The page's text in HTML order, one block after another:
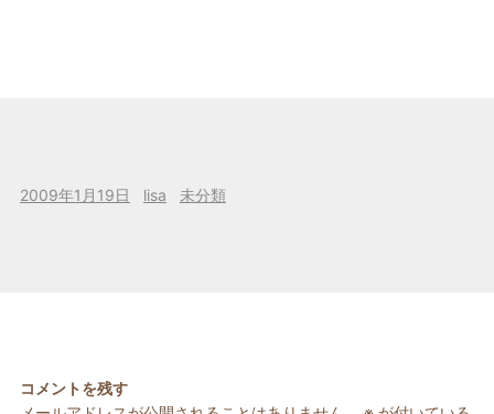
投
2009年1月19日
作
lisa
カ
未分類
コメントを残す